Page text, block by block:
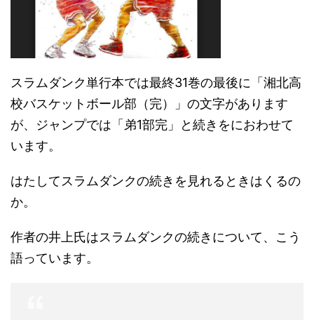
スラムダンク単行本では最終31巻の最後に「湘北高
校バスケットボール部（完）」の文字があります
が、ジャンプでは「弟1部完」と続きをにおわせて
います。
はたしてスラムダンクの続きを見れるときはくるの
か。
作者の井上氏はスラムダンクの続きについて、こう
語っています。